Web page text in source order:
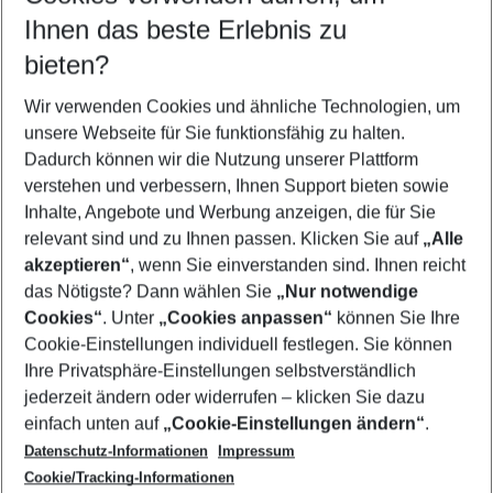
Reisezeitraum wählen
08.08.26– 06.08.27 5-8 Nächte
2 Erwachsene Keine Kinder
Mehr Filter anzeigen
Footer
Footer navigation
Über uns
AGB
Cookie-Einstellungen ändern
Cookie-Richtlinie
Datenschutz
Service & Hilfe
Barrierefreies Reisen
Check-in
Folgen Sie uns
Ihnen das beste Erlebnis zu
bieten?
Wir verwenden Cookies und ähnliche Technologien, um
unsere Webseite für Sie funktionsfähig zu halten.
Dadurch können wir die Nutzung unserer Plattform
verstehen und verbessern, Ihnen Support bieten sowie
Inhalte, Angebote und Werbung anzeigen, die für Sie
relevant sind und zu Ihnen passen. Klicken Sie auf „Alle
akzeptieren“, wenn Sie einverstanden sind. Ihnen reicht
das Nötigste? Dann wählen Sie „Nur notwendige
Cookies“. Unter „Cookies anpassen“ können Sie Ihre
Cookie-Einstellungen individuell festlegen. Sie können
Ihre Privatsphäre-Einstellungen selbstverständlich
jederzeit ändern oder widerrufen – klicken Sie dazu
einfach unten auf „Cookie-Einstellungen ändern“.
Datenschutz-Informationen
Impressum
Cookie/Tracking-Informationen